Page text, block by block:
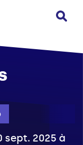
sept. 2025 à